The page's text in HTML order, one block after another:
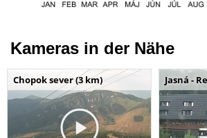
Kameras in der Nähe
Chopok sever (3 km) Jasná -